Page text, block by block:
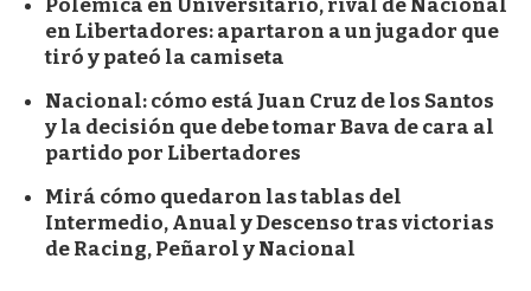
Polémica en Universitario, rival de Nacional
en Libertadores: apartaron a un jugador que
tiró y pateó la camiseta
Nacional: cómo está Juan Cruz de los Santos
y la decisión que debe tomar Bava de cara al
partido por Libertadores
Mirá cómo quedaron las tablas del
Intermedio, Anual y Descenso tras victorias
de Racing, Peñarol y Nacional